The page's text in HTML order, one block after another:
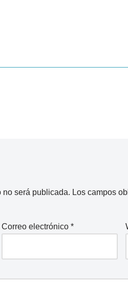
no será publicada. Los campos
Correo electrónico*